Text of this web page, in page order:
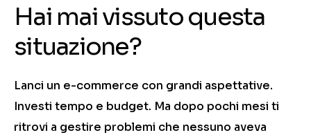
Hai mai vissuto questa
situazione?
Lanci un e-commerce con grandi aspettative.
Investi tempo e budget. Ma dopo pochi mesi ti
ritrovi a gestire problemi che nessuno aveva